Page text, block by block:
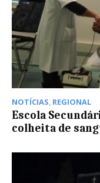
NOTÍCIAS, REGIONAL
Escola
colheita de